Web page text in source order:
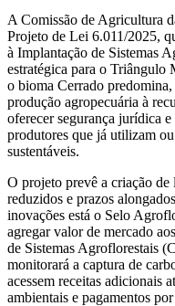
A Comissão de Agricultura
Projeto de Lei 6.011/2025,
à Implantação de Sistemas
estratégica para o Triângulo
o bioma Cerrado
produção agropecuária à
oferecer segurança jurídica
produtores que já utilizam
sustentáveis.
O projeto prevê a criação
reduzidos e prazos
inovações está o Selo
agregar valor de mercado
de Sistemas Agroflorestais
monitorará a captura de
acessem receitas adicionais
ambientais e pagamentos